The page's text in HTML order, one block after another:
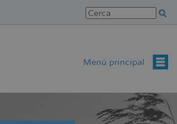
Menú principal